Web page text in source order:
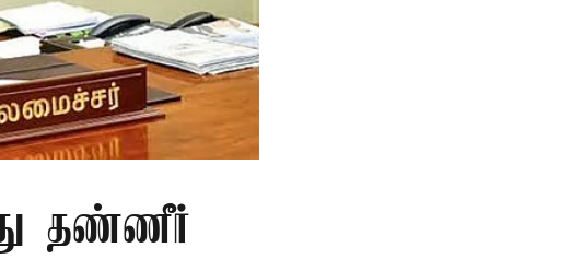
தண்ணீர்